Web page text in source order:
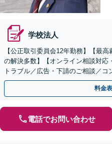
学校法人
【公正取引委員会12年勤務】【最
の解決多数】【オンライン相談対応
トラブル／広告・下請のご相談／
式の相続／誹謗中傷対策／不動産問
料金
電話でお問い合わせ